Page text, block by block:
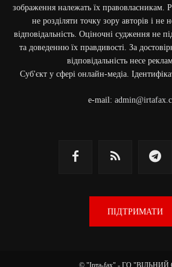
зображення належать їх правовласникам.
не розділяти точку зору авторів і не
відповідальність. Оціночні судження не
та доведенню їх правдивості. За
відповідальність несе
Cуб'єкт у сфері онлайн-медіа.
e-mail:
ПІДТРИМАТИ
© "Ірта-fax" - ГО "ВІЛЬНИЙ